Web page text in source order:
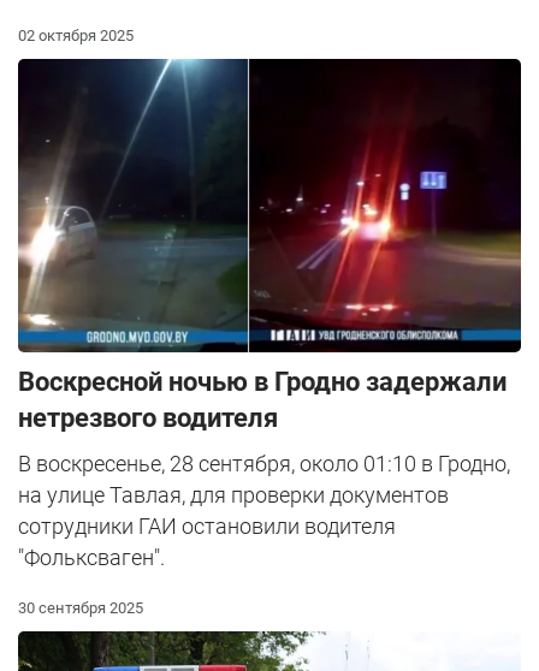
02 октября 2025
Воскресной ночью в Гродно задержали
нетрезвого водителя
В воскресенье, 28 сентября, около 01:10 в Гродно,
на улице Тавлая, для проверки документов
сотрудники ГАИ остановили водителя
"Фольксваген".
30 сентября 2025